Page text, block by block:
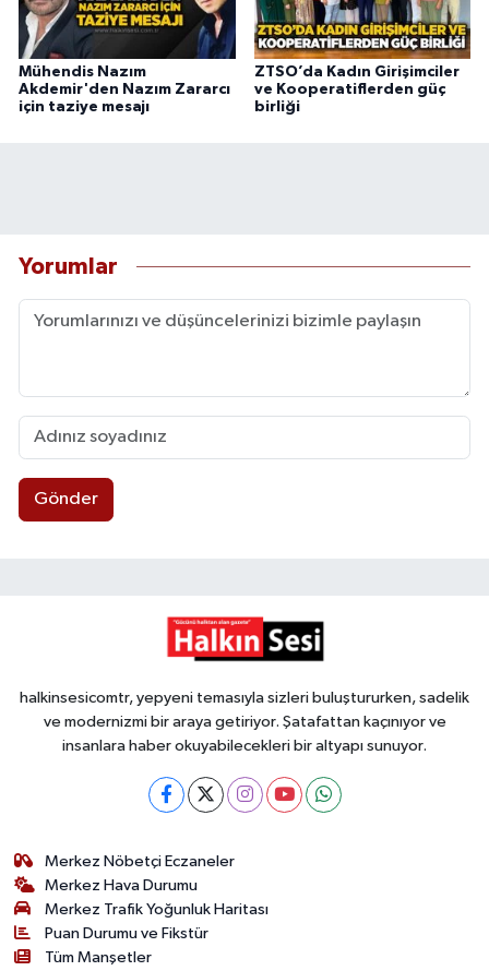
Mühendis Nazım
Akdemir'den Nazım Zararcı
için taziye mesajı
ZTSO’da Kadın Girişimciler
ve Kooperatiflerden güç
birliği
Yorumlar
Gönder
halkinsesicomtr, yepyeni temasıyla sizleri buluştururken, sadelik
ve modernizmi bir araya getiriyor. Şatafattan kaçınıyor ve
insanlara haber okuyabilecekleri bir altyapı sunuyor.
Merkez Nöbetçi Eczaneler
Merkez Hava Durumu
Merkez Trafik Yoğunluk Haritası
Puan Durumu ve Fikstür
Tüm Manşetler